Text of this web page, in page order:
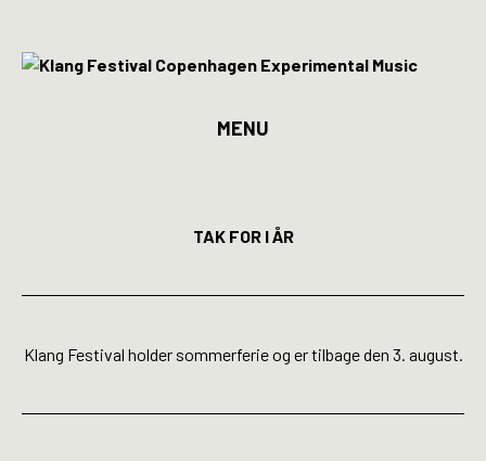
MENU
Billetter
Kunstnere
Spillesteder
INFO
TAK FOR I ÅR
Klang Festival holder sommerferie og er tilbage den 3. august.